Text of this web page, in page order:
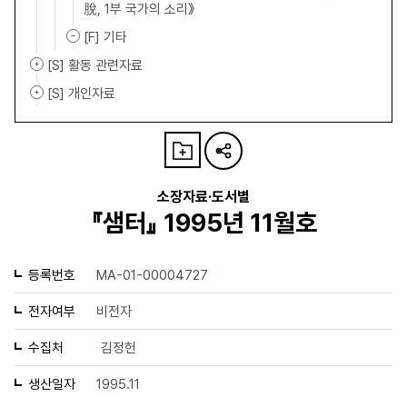
脫, 1부 국가의 소리》
[F] 기타
[S] 활동 관련자료
[S] 개인자료
소장자료·도서별
『샘터』 1995년 11월호
등록번호 MA-01-00004727
전자여부 비전자
수집처 김정헌
생산일자 1995.11